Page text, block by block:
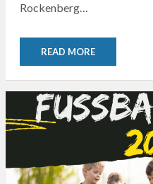
Rockenberg…
READ MORE